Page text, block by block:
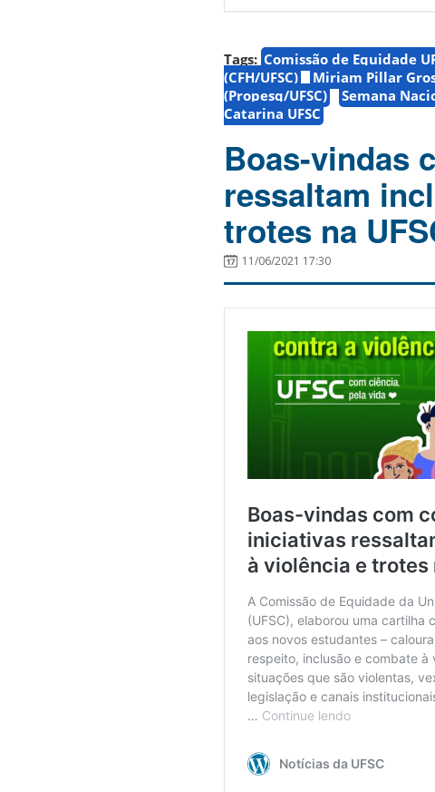
Tags: Comissão de Equidade
(CFH/UFSC)
Miriam Pillar
(Propesq/UFSC)
Semana
Catarina UFSC
Boas-vindas
ressaltam
trotes na
11/06/2021 17:30